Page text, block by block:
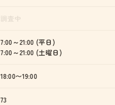
7:00～21:00 (平日)
7:00～21:00 (土曜日)
18:00〜19:00
73